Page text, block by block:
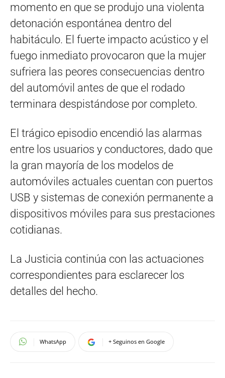
momento en que se produjo una violenta
detonación espontánea dentro del
habitáculo. El fuerte impacto acústico y el
fuego inmediato provocaron que la mujer
sufriera las peores consecuencias dentro
del automóvil antes de que el rodado
terminara despistándose por completo.
El trágico episodio encendió las alarmas
entre los usuarios y conductores, dado que
la gran mayoría de los modelos de
automóviles actuales cuentan con puertos
USB y sistemas de conexión permanente a
dispositivos móviles para sus prestaciones
cotidianas.
La Justicia continúa con las actuaciones
correspondientes para esclarecer los
detalles del hecho.
WhatsApp + Seguinos en Google